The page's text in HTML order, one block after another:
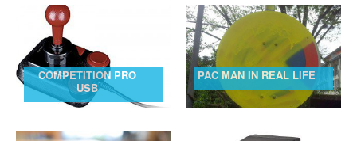
COMPETITION PRO
USB
PAC MAN IN REAL LIFE